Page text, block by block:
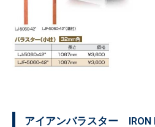
アイアンバラスター IRON